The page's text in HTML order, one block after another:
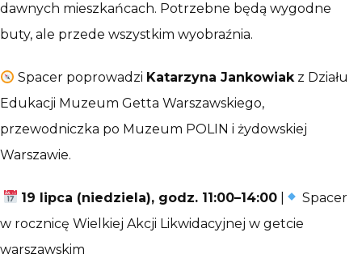
dawnych mieszkańcach. Potrzebne będą wygodne
buty, ale przede wszystkim wyobraźnia.
Spacer poprowadzi Katarzyna Jankowiakz Działu
Edukacji Muzeum Getta Warszawskiego,
przewodniczka po Muzeum POLIN i żydowskiej
Warszawie.
19 lipca (niedziela), godz. 11:00–14:00
Spacer
w rocznicę Wielkiej Akcji Likwidacyjnej w getcie
warszawskim